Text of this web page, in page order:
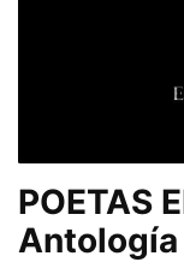
POETAS